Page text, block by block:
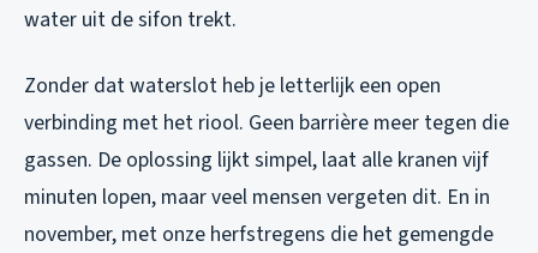
water uit de sifon trekt.
Zonder dat waterslot heb je letterlijk een open
verbinding met het riool. Geen barrière meer tegen die
gassen. De oplossing lijkt simpel, laat alle kranen vijf
minuten lopen, maar veel mensen vergeten dit. En in
november, met onze herfstregens die het gemengde